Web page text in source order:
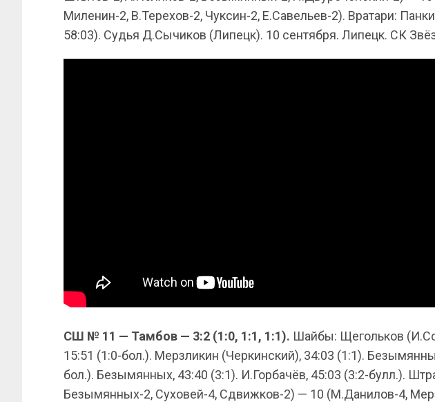
Миленин-2, В.Терехов-2, Чуксин-2, Е.Савельев-2). Вратари:
58:03). Судья Д.Сычиков (Липецк). 10 сентября. Липецк. СК
СШ № 11 — Тамбов — 3:2 (1:0, 1:1, 1:1). Шайбы: Щегольков
15:51 (1:0-бол.). Мерзликин (Черкинский), 34:03 (1:1).
бол.). Безымянных, 43:40 (3:1). И.Горбачёв, 45:03 (3:2-булл.).
Безымянных-2, Суховей-4, Сдвижков-2) — 10 (М.Данилов-4,